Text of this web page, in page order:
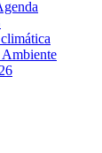
Ambiente